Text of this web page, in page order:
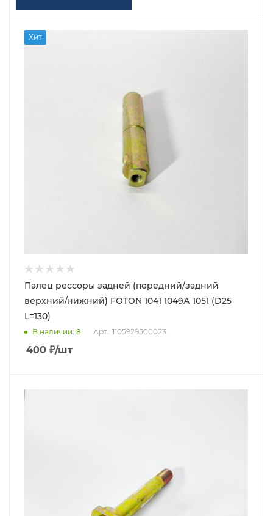
Хит
Палец рессоры задней (передний/задний
верхний/нижний) FOTON 1041 1049А 1051 (D25
L=130)
В наличии: 8 Арт.: 1105929500023
400 ₽/шт